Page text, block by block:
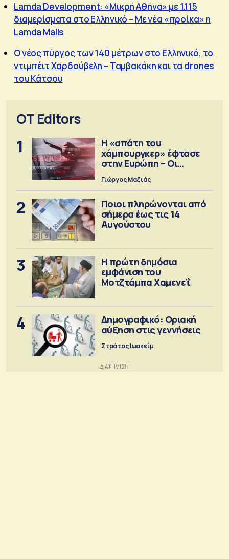
Lamda Development: «Μικρή Αθήνα» με 1.115
διαμερίσματα στο Ελληνικό – Με νέα «προίκα» η
Lamda Malls
Ο νέος πύργος των 140 μέτρων στο Ελληνικό, το
ντιμπέιτ Χαρδούβελη – Ταμβακάκη και τα drones
του Κάτσου
OT Editors
1
Η «απάτη του
χάμπουργκερ» έφτασε
στην Ευρώπη – Οι
προειδοποιήσεις
Γιώργος Μαζιάς
2
Ποιοι πληρώνονται από
σήμερα έως τις 14
Αυγούστου
3
Η πρώτη δημόσια
εμφάνιση του
Μοτζτάμπα Χαμενεΐ
4
Δημογραφικό: Οριακή
αύξηση στις γεννήσεις
Στράτος Ιωακείμ